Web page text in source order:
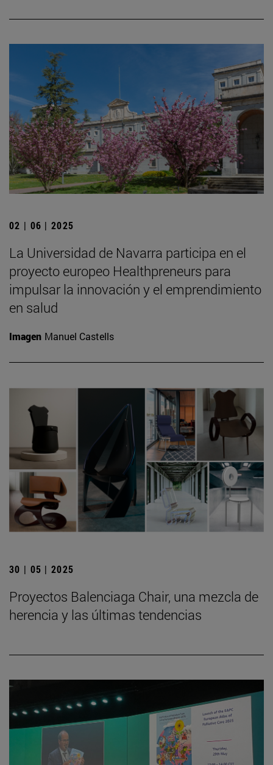
02 | 06 | 2025
La Universidad de Navarra participa en el
proyecto europeo Healthpreneurs para
impulsar la innovación y el emprendimiento
en salud
Imagen Manuel Castells
30 | 05 | 2025
Proyectos Balenciaga Chair, una mezcla de
herencia y las últimas tendencias